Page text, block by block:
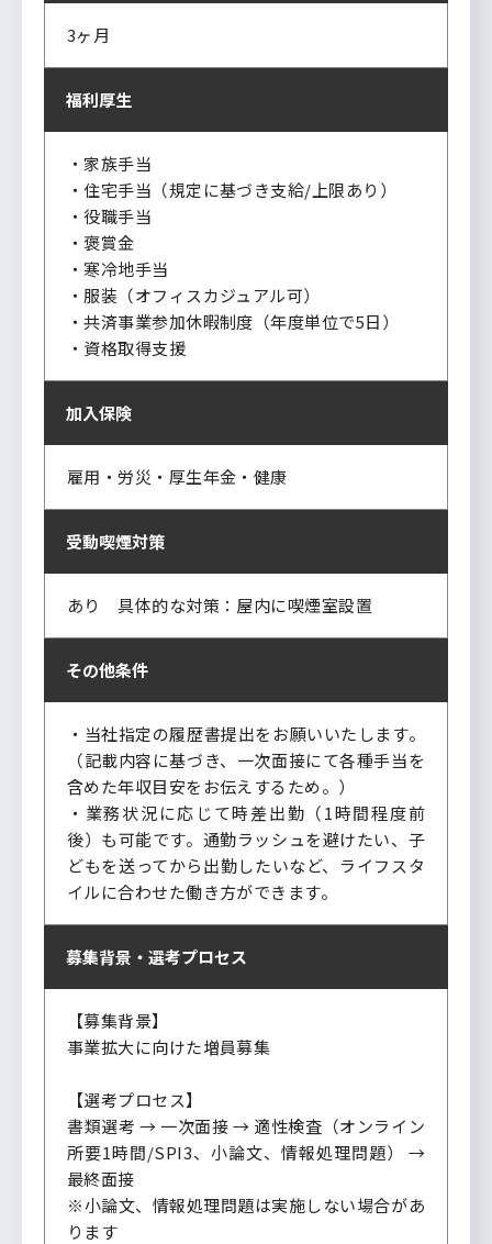
3ヶ月
福利厚生
・家族手当
・住宅手当（規定に基づき支給/上限あり）
・役職手当
・褒賞金
・寒冷地手当
・服装（オフィスカジュアル可）
・共済事業参加休暇制度（年度単位で5日）
・資格取得支援
加入保険
雇用・労災・厚生年金・健康
受動喫煙対策
あり 具体的な対策：屋内に喫煙室設置
その他条件
・当社指定の履歴書提出をお願いいたします。
（記載内容に基づき、一次面接にて各種手当を
含めた年収目安をお伝えするため。）
・業務状況に応じて時差出勤（1時間程度前
後）も可能です。通勤ラッシュを避けたい、子
どもを送ってから出勤したいなど、ライフスタ
イルに合わせた働き方ができます。
募集背景・ 選考プロセス
【募集背景】
事業拡大に向けた増員募集
【選考プロセス】
書類選考 → 一次面接 → 適性検査（オンライン
所要1時間/SPI3、小論文、情報処理問題） →
最終面接
※小論文、情報処理問題は実施しない場合があ
ります